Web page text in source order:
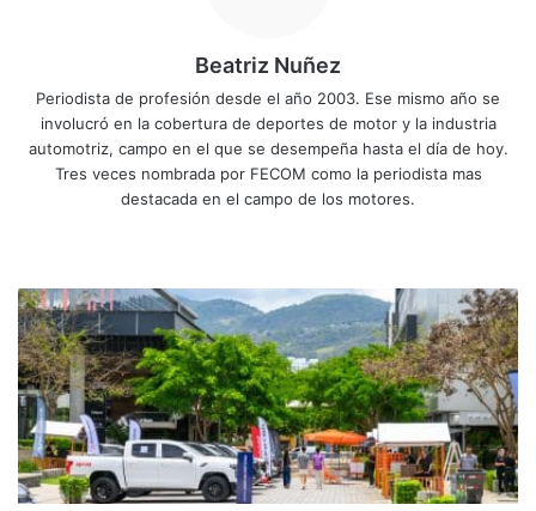
Beatriz Nuñez
Periodista de profesión desde el año 2003. Ese mismo año se
involucró en la cobertura de deportes de motor y la industria
automotriz, campo en el que se desempeña hasta el día de hoy.
Tres veces nombrada por FECOM como la periodista mas
destacada en el campo de los motores.
Exhibición
de
vehículos
con
tracción
4x4
toma
Avenida
Escazú